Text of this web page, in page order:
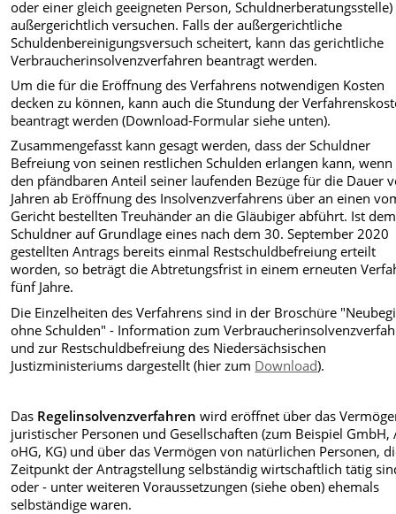
oder einer gleich geeigneten Person, Schuldnerberatungsstelle)
außergerichtlich versuchen. Falls der außergerichtliche
Schuldenbereinigungsversuch scheitert, kann das gerichtliche
Verbraucherinsolvenzverfahren beantragt werden.
Um die für die Eröffnung des Verfahrens notwendigen Kosten
decken zu können, kann auch die Stundung der
beantragt werden (Download-Formular siehe unten).
Zusammengefasst kann gesagt werden, dass der Schuldner
Befreiung von seinen restlichen Schulden erlangen kann, wenn
den pfändbaren Anteil seiner laufenden Bezüge für die Dauer
Jahren ab Eröffnung des Insolvenzverfahrens über an einen
Gericht bestellten Treuhänder an die Gläubiger abführt. Ist dem
Schuldner auf Grundlage eines nach dem 30. September 2020
gestellten Antrags bereits einmal Restschuldbefreiung erteilt
worden, so beträgt die Abtretungsfrist in einem erneuten
fünf Jahre.
Die Einzelheiten des Verfahrens sind in der Broschüre
ohne Schulden" - Information zum
und zur Restschuldbefreiung des Niedersächsischen
Justizministeriums dargestellt (hier zum Download).
Das Regelinsolvenzverfahren wird eröffnet über das
juristischer Personen und Gesellschaften (zum Beispiel GmbH,
oHG, KG) und über das Vermögen von natürlichen Personen,
Zeitpunkt der Antragstellung selbständig wirtschaftlich tätig
oder - unter weiteren Voraussetzungen (siehe oben) ehemals
selbständige waren.